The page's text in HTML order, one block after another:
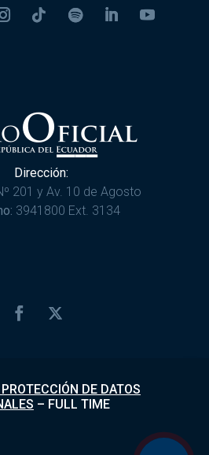
Dirección:
201 y Av. 10 de Agosto
3941800 Ext. 3134
DE DATOS
– FULL TIME